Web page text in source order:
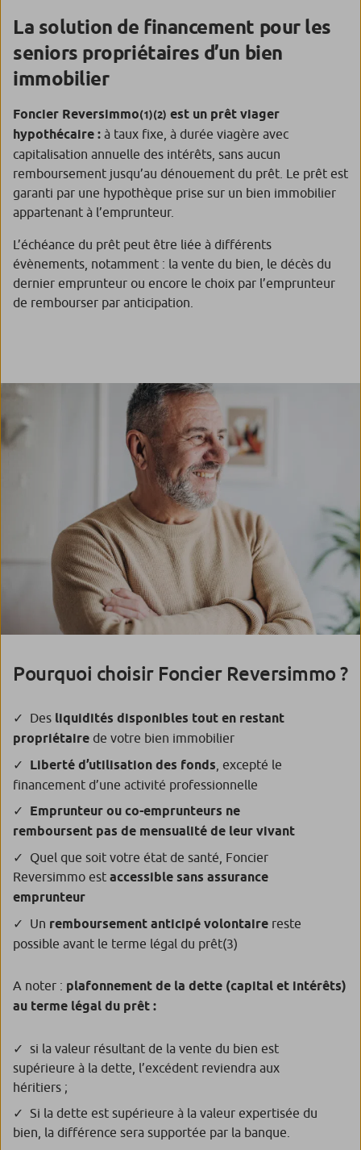
La solution de financement pour les
seniors propriétaires d’un bien
immobilier
Foncier Reversimmo(1)(2) est un prêt viager
hypothécaire : à taux fixe, à durée viagère avec
capitalisation annuelle des intérêts, sans aucun
remboursement jusqu’au dénouement du prêt. Le prêt est
garanti par une hypothèque prise sur un bien immobilier
appartenant à l’emprunteur.
L’échéance du prêt peut être liée à différents
évènements, notamment : la vente du bien, le décès du
dernier emprunteur ou encore le choix par l’emprunteur
de rembourser par anticipation.
Pourquoi choisir Foncier Reversimmo ?
Des liquidités disponibles tout en restant
propriétaire de votre bien immobilier
Liberté d’utilisation des fonds , excepté le
financement d’une activité professionnelle
Emprunteur ou co-emprunteurs ne
remboursent pas de mensualité de leur vivant
Quel que soit votre état de santé, Foncier
Reversimmo est accessible sans assurance
emprunteur
Un remboursement anticipé volontaire reste
possible avant le terme légal du prêt(3)
A noter : plafonnement de la dette (capital et intérêts)
au terme légal du prêt :
si la valeur résultant de la vente du bien est
supérieure à la dette, l’excédent reviendra aux
héritiers ;
Si la dette est supérieure à la valeur expertisée du
bien, la différence sera supportée par la banque.